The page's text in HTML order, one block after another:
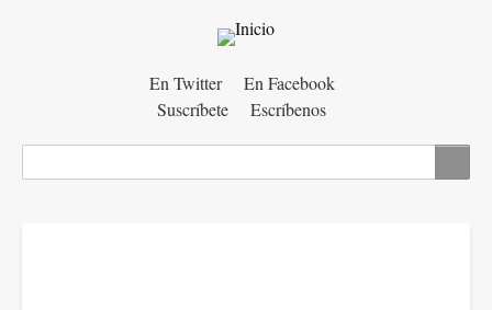
En Twitter
En Facebook
Suscríbete
Escríbenos